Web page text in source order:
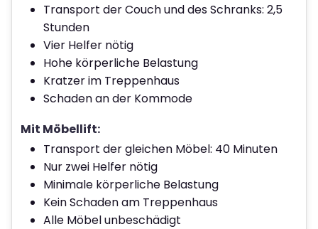
Transport der Couch und des Schranks: 2,5
Stunden
Vier Helfer nötig
Hohe körperliche Belastung
Kratzer im Treppenhaus
Schaden an der Kommode
Mit Möbellift:
Transport der gleichen Möbel: 40 Minuten
Nur zwei Helfer nötig
Minimale körperliche Belastung
Kein Schaden am Treppenhaus
Alle Möbel unbeschädigt